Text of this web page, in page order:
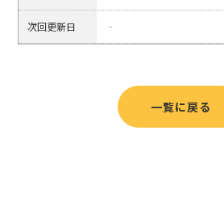
次回更新日 ‐
一覧に戻る